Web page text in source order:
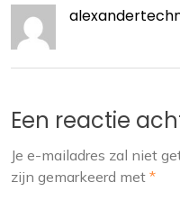
Een reactie
Je e-mailadres zal niet
zijn gemarkeerd met *